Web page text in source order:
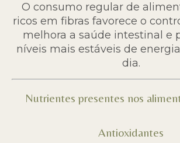
O consumo regular de
ricos em fibras favorece o
melhora a saúde intestinal e
níveis mais estáveis de
dia.
Nutrientes presentes nos
Antioxidantes